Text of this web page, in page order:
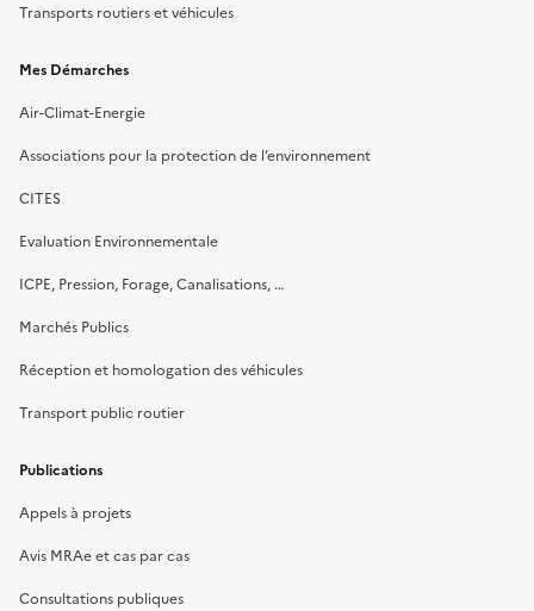
Transports routiers et véhicules
Mes Démarches
Air-Climat-Energie
Associations pour la protection de l’environnement
CITES
Evaluation Environnementale
ICPE, Pression, Forage, Canalisations, …
Marchés Publics
Réception et homologation des véhicules
Transport public routier
Publications
Appels à projets
Avis MRAe et cas par cas
Consultations publiques